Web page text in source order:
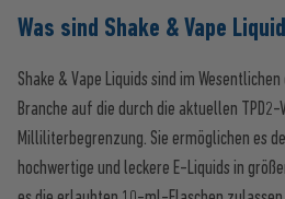
Was sind Shake & Vape
Shake & Vape Liquids sind im
Branche auf die durch die aktuellen
Milliliterbegrenzung. Sie ermöglichen es
hochwertige und leckere E-Liquids in